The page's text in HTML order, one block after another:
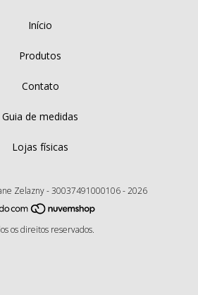
Início
Produtos
Contato
Guia de medidas
Lojas físicas
Zelazny - 30037491000106 - 2026
os direitos reservados.